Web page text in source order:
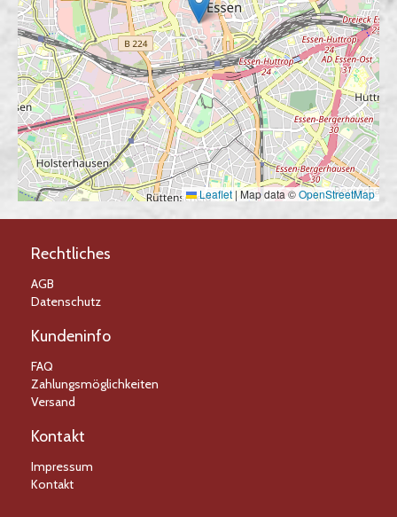
Leaflet |Map data ©OpenStreetMap
Rechtliches
AGB
Datenschutz
Kundeninfo
FAQ
Zahlungsmöglichkeiten
Versand
Kontakt
Impressum
Kontakt